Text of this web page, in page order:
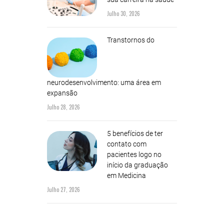
Julho 30, 2026
Transtornos do
neurodesenvolvimento: uma área em
expansão
Julho 28, 2026
5 benefícios de ter
contato com
pacientes logo no
início da graduação
em Medicina
Julho 27, 2026